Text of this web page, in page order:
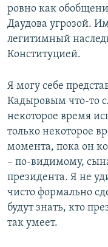
ровно как
Даудова угрозой.
легитимный
Конституцией.
Я могу себе
Кадыровым что-то
некоторое время
только некоторое
момента, пока он
– по-видимому,
президента. Я не
чисто формально
будут знать, кто
так умеет.